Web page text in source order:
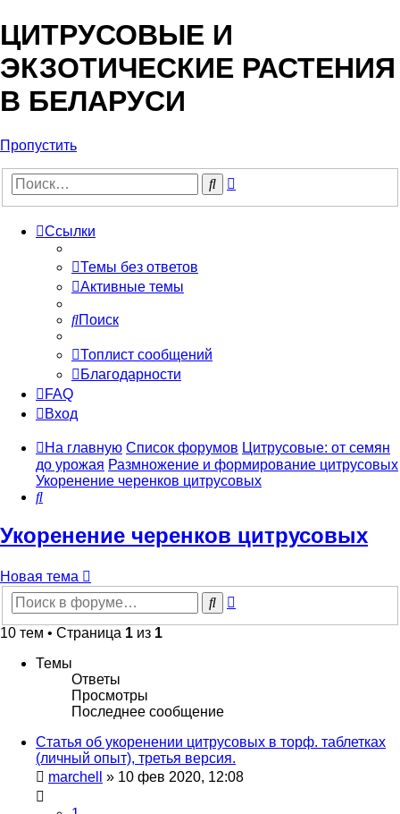
ЦИТРУСОВЫЕ И
ЭКЗОТИЧЕСКИЕ РАСТЕНИЯ
В БЕЛАРУСИ
Пропустить
Поиск
Ссылки
Темы без ответов
Активные темы
Поиск
Топлист сообщений
Благодарности
FAQ
Вход
На главную Список форумов Цитрусовые: от семян
до урожая Размножение и формирование цитрусовых
Укоренение черенков цитрусовых
Поиск
Укоренение черенков цитрусовых
Новая тема
Поиск
10 тем • Страница 1 из 1
Темы
Ответы
Просмотры
Последнее сообщение
Статья об укоренении цитрусовых в торф. таблетках
(личный опыт), третья версия.
marchell
» 10 фев 2020, 12:08